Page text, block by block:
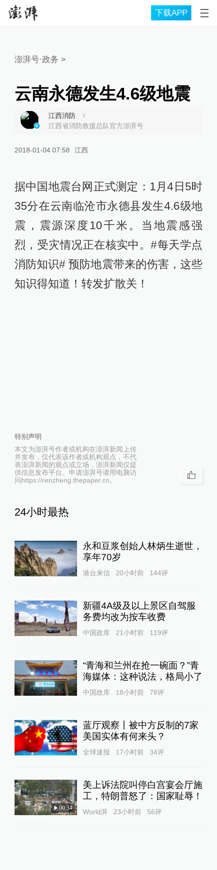
下载APP
澎湃号·政务 >
云南永德发生4.6级地震
江西消防
江西省消防救援总队官方澎湃号
2018-01-04 07:58 江西
据中国地震台网正式测定：1月4日5时
35分在云南临沧市永德县发生4.6级地
震，震源深度10千米。当地震感强
烈，受灾情况正在核实中。#每天学点
消防知识# 预防地震带来的伤害，这些
知识得知道！转发扩散关！
特别声明
本文为澎湃号作者或机构在澎湃新闻上传
并发布，仅代表该作者或机构观点，不代
表澎湃新闻的观点或立场，澎湃新闻仅提
供信息发布平台。申请澎湃号请用电脑访
问https://renzheng.thepaper.cn。
24小时最热
永和豆浆创始人林炳生逝世，
享年70岁
港台来信 20小时前 144评
新疆4A级及以上景区自驾服
务费均改为按车收费
中国政库 21小时前 119评
“青海和兰州在抢一碗面？”青
海媒体：这种说法，格局小了
中国政库 18小时前 78评
蓝厅观察丨被中方反制的7家
美国实体有何来头？
全球速报 17小时前 34评
00:34
美上诉法院叫停白宫宴会厅施
工，特朗普怒了：国家耻辱！
World湃 23小时前 56评